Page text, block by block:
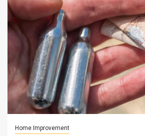
Home Improvement